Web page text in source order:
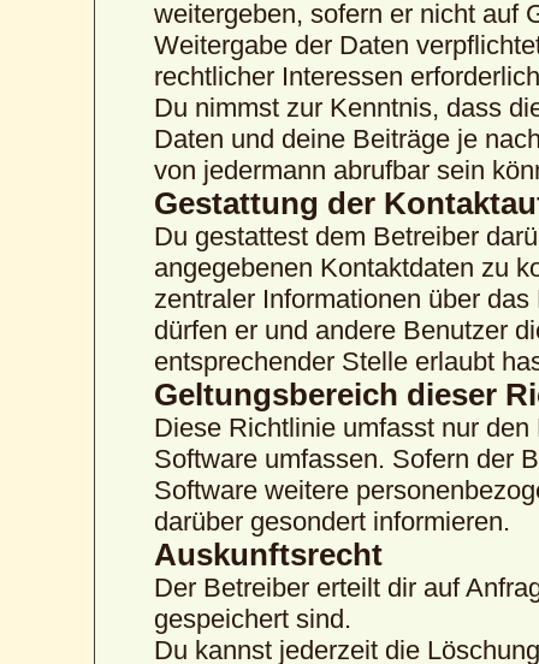
weitergeben, sofern er nicht auf
Weitergabe der Daten
rechtlicher Interessen
Du nimmst zur Kenntnis, dass
Daten und deine Beiträge je
von jedermann abrufbar sein
Gestattung der
Du gestattest dem Betreiber
angegebenen Kontaktdaten zu
zentraler Informationen über
dürfen er und andere Benutzer
entsprechender Stelle erlaubt
Geltungsbereich dieser
Diese Richtlinie umfasst nur
Software umfassen. Sofern der
Software weitere
darüber gesondert informieren.
Auskunftsrecht
Der Betreiber erteilt dir auf
gespeichert sind.
Du kannst jederzeit die